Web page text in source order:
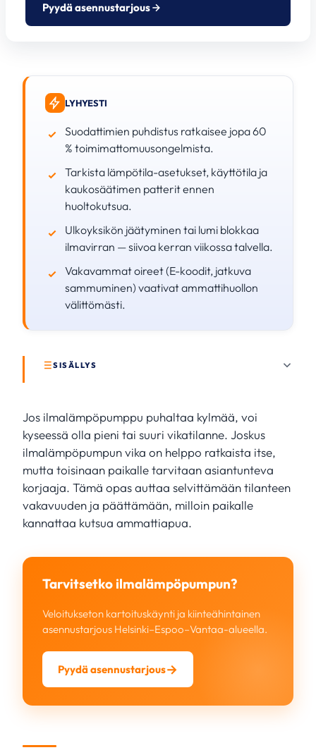
Pyydä asennustarjous
LYHYESTI
Suodattimien puhdistus ratkaisee jopa 60
% toimimattomuusongelmista.
Tarkista lämpötila-asetukset, käyttötila ja
kaukosäätimen patterit ennen
huoltokutsua.
Ulkoyksikön jäätyminen tai lumi blokkaa
ilmavirran — siivoa kerran viikossa talvella.
Vakavammat oireet (E-koodit, jatkuva
sammuminen) vaativat ammattihuollon
välittömästi.
SISÄLLYS
Jos ilmalämpöpumppu puhaltaa kylmää, voi
kyseessä olla pieni tai suuri vikatilanne. Joskus
ilmalämpöpumpun vika on helppo ratkaista itse,
mutta toisinaan paikalle tarvitaan asiantunteva
korjaaja. Tämä opas auttaa selvittämään tilanteen
vakavuuden ja päättämään, milloin paikalle
kannattaa kutsua ammattiapua.
Tarvitsetko ilmalämpöpumpun?
Veloitukseton kartoituskäynti ja kiinteähintainen
asennustarjous Helsinki–Espoo–Vantaa-alueella.
Pyydä asennustarjous